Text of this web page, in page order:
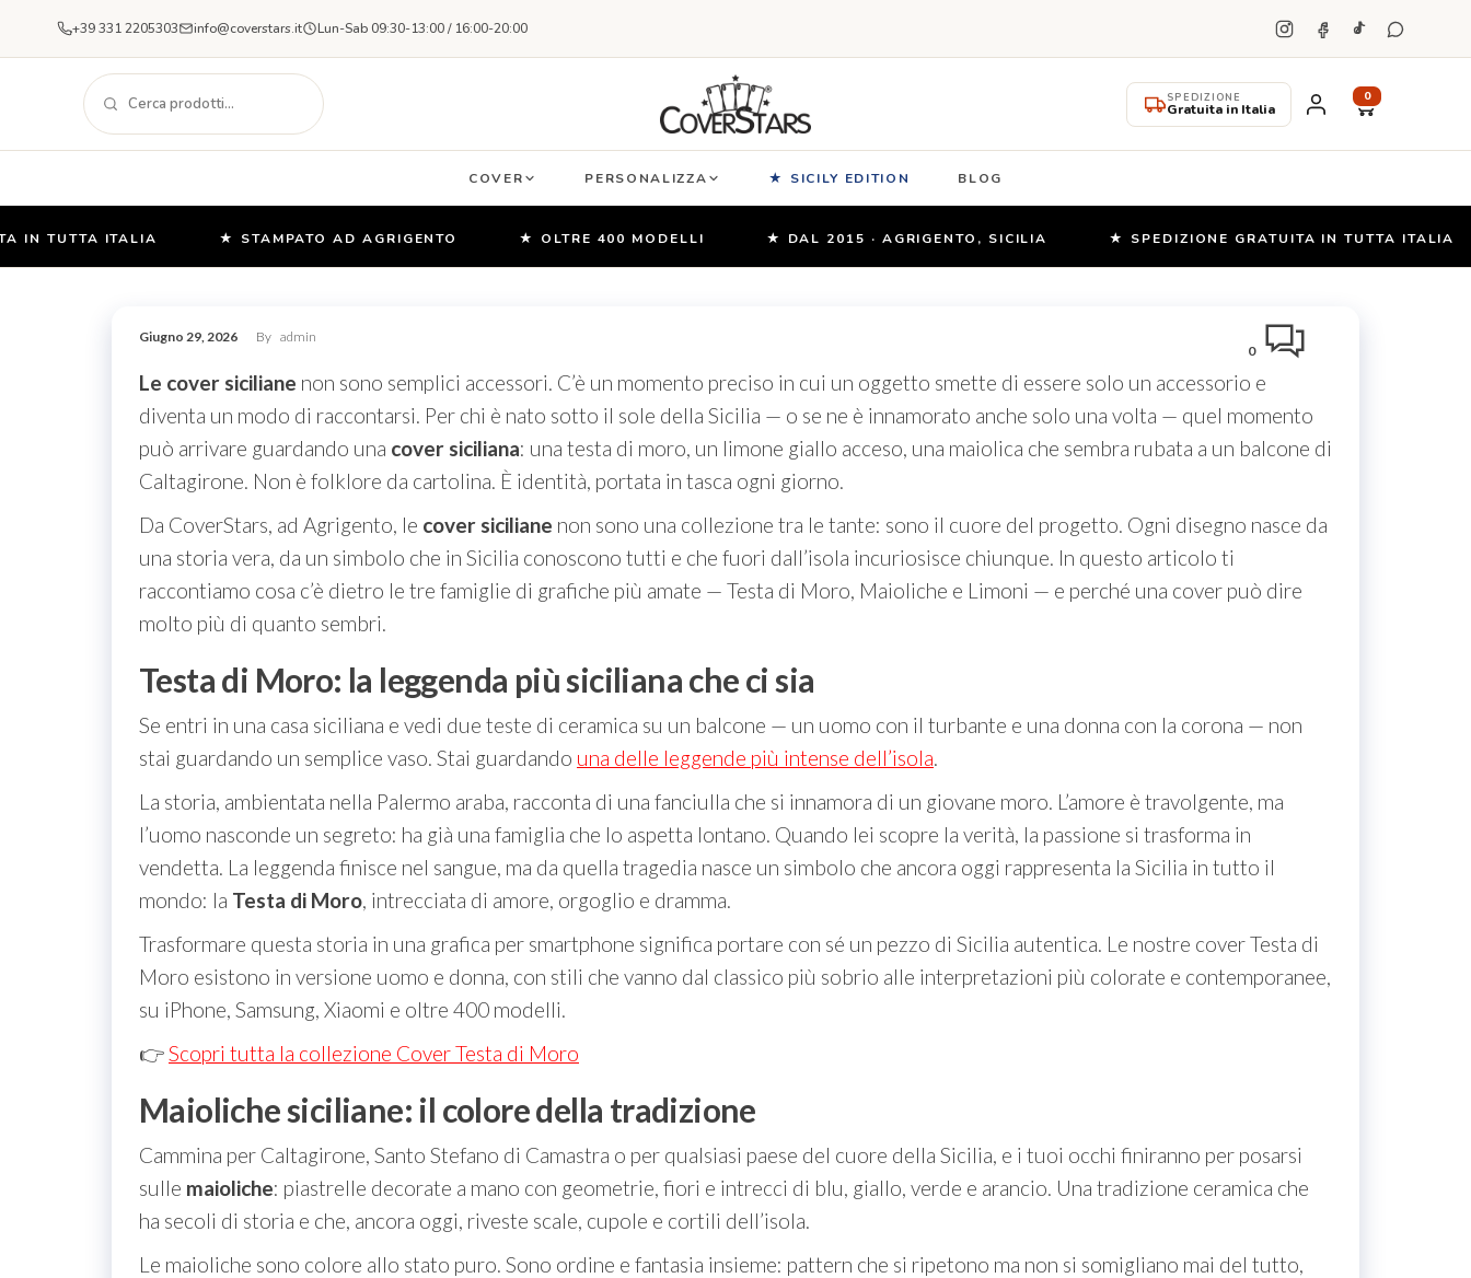
+39 331 2205303 info@coverstars.it Lun-Sab 09:30-13:00 / 16:00-20:00
SPEDIZIONE
Gratuita in Italia
0
COVER PERSONALIZZA ★ SICILY EDITION BLOG
TUTTA ITALIA ★ STAMPATO AD AGRIGENTO ★ OLTRE 400 MODELLI ★ DAL 2015 · AGRIGENTO, SICILIA ★ SPEDIZIONE GRATUITA IN TUTTA ITALIA
Giugno 29, 2026 By admin
0
Le cover siciliane non sono semplici accessori. C’è un momento preciso in cui un oggetto smette di essere solo un accessorio e
diventa un modo di raccontarsi. Per chi è nato sotto il sole della Sicilia — o se ne è innamorato anche solo una volta — quel momento
può arrivare guardando una cover siciliana: una testa di moro, un limone giallo acceso, una maiolica che sembra rubata a un balcone di
Caltagirone. Non è folklore da cartolina. È identità, portata in tasca ogni giorno.
Da CoverStars, ad Agrigento, le cover siciliane non sono una collezione tra le tante: sono il cuore del progetto. Ogni disegno nasce da
una storia vera, da un simbolo che in Sicilia conoscono tutti e che fuori dall’isola incuriosisce chiunque. In questo articolo ti
raccontiamo cosa c’è dietro le tre famiglie di grafiche più amate — Testa di Moro, Maioliche e Limoni — e perché una cover può dire
molto più di quanto sembri.
Testa di Moro: la leggenda più siciliana che ci sia
Se entri in una casa siciliana e vedi due teste di ceramica su un balcone — un uomo con il turbante e una donna con la corona — non
stai guardando un semplice vaso. Stai guardando una delle leggende più intense dell’isola.
La storia, ambientata nella Palermo araba, racconta di una fanciulla che si innamora di un giovane moro. L’amore è travolgente, ma
l’uomo nasconde un segreto: ha già una famiglia che lo aspetta lontano. Quando lei scopre la verità, la passione si trasforma in
vendetta. La leggenda finisce nel sangue, ma da quella tragedia nasce un simbolo che ancora oggi rappresenta la Sicilia in tutto il
mondo: la Testa di Moro, intrecciata di amore, orgoglio e dramma.
Trasformare questa storia in una grafica per smartphone significa portare con sé un pezzo di Sicilia autentica. Le nostre cover Testa di
Moro esistono in versione uomo e donna, con stili che vanno dal classico più sobrio alle interpretazioni più colorate e contemporanee,
su iPhone, Samsung, Xiaomi e oltre 400 modelli.
👉Scopri tutta la collezione Cover Testa di Moro
Maioliche siciliane: il colore della tradizione
Cammina per Caltagirone, Santo Stefano di Camastra o per qualsiasi paese del cuore della Sicilia, e i tuoi occhi finiranno per posarsi
sulle maioliche: piastrelle decorate a mano con geometrie, fiori e intrecci di blu, giallo, verde e arancio. Una tradizione ceramica che
ha secoli di storia e che, ancora oggi, riveste scale, cupole e cortili dell’isola.
Le maioliche sono colore allo stato puro. Sono ordine e fantasia insieme: pattern che si ripetono ma non si somigliano mai del tutto,